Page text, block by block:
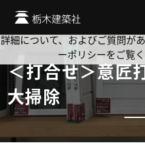
＜打合せ＞意匠
大掃除
Cookie を使用して、お客様の
か? 当社ではお客様のプライバ
詳細について、およびご質問が
ーポリシーをご覧く